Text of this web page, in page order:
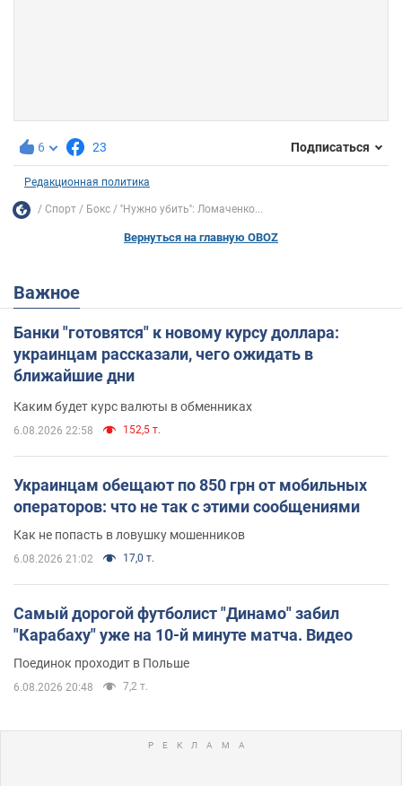
6 23 Подписаться
Редакционная политика
Спорт Бокс ''Нужно убить'': Ломаченко...
Вернуться на главную OBOZ
Важное
Банки "готовятся" к новому курсу доллара:
украинцам рассказали, чего ожидать в
ближайшие дни
Каким будет курс валюты в обменниках
6.08.2026 22:58 152,5 т.
Украинцам обещают по 850 грн от мобильных
операторов: что не так с этими сообщениями
Как не попасть в ловушку мошенников
6.08.2026 21:02 17,0 т.
Самый дорогой футболист "Динамо" забил
"Карабаху" уже на 10-й минуте матча. Видео
Поединок проходит в Польше
6.08.2026 20:48 7,2 т.